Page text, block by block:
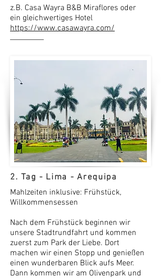
z.B. Casa Wayra B&B Miraflores oder
ein gleichwertiges Hotel
https://www.casawayra.com/
2. Tag - Lima - Arequipa
Mahlzeiten inklusive: Frühstück,
Willkommensessen
Nach dem Frühstück beginnen wir
unsere Stadtrundfahrt und kommen
zuerst zum Park der Liebe. Dort
machen wir einen Stopp und genießen
einen wunderbaren Blick aufs Meer.
Dann kommen wir am Olivenpark und